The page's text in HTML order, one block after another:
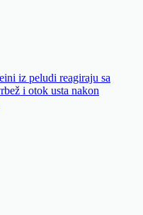
iz peludi reagiraju sa
i otok usta nakon